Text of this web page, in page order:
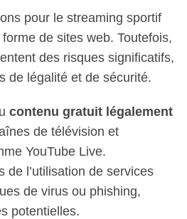
pour le streaming sportif
de sites web. Toutefois,
des risques significatifs,
de légalité et de sécurité.
contenu gratuit légalement
de télévision et
YouTube Live.
de l’utilisation de services
de virus ou phishing,
potentielles.